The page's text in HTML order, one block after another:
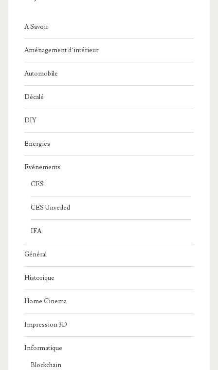
A Savoir
Aménagement d’intérieur
Automobile
Décalé
DIY
Energies
Evénements
CES
CES Unveiled
IFA
Général
Historique
Home Cinema
Impression 3D
Informatique
Blockchain